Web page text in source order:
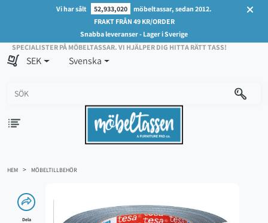
Vi har sålt 52,933,020
möbeltassar, sedan 2012.
FRAKT FRÅN 49 KR/ORDER
Snabba leveranser - Lager i Sverige
SPECIALISTER PÅ MÖBELTASSAR. VI HJÄLPER DIG HITTA RÄTT TASS!
SEK Svenska
HEM MÖBELTILLBEHÖR
Dela